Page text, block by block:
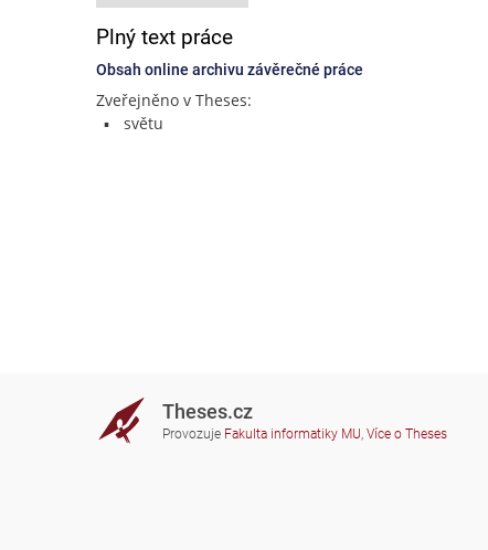
Plný text práce
Obsah online archivu závěrečné práce
Zveřejněno v Theses:
světu
Theses.cz
Provozuje Fakulta informatiky MU, Více o Theses